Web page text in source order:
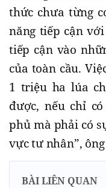
thức chưa từng
năng tiếp cận
tiếp cận vào
của toàn cầu.
1 triệu ha lúa
được, nếu chỉ
phủ mà phải có
vực tư nhân”,
BÀI LIÊN QUAN